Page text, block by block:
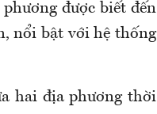
được biết đến
nổi bật với hệ thống
hai địa phương thời